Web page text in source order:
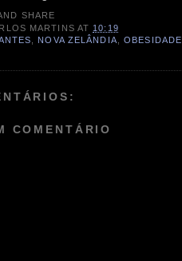
MARTINS AT 10:19
NOVA ZELÂNDIA ,OBESIDADE
COMENTÁRIO